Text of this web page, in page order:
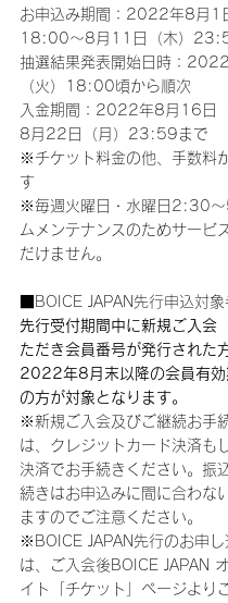
お申込み期間：2022年8月1
18:00～8月11日（木）
抽選結果発表開始日時：
（火）18:00頃から順次
入金期間：2022年8月16日
8月22日（月）23:59まで
※チケット料金の他、手数料
す
※毎週火曜日・水曜日2:30
ムメンテナンスのためサービ
だけません。
■BOICE JAPAN先行申込対象
先行受付期間中に新規ご入会
ただき会員番号が発行された
2022年8月末以降の会員有効
の方が対象となります。
※新規ご入会及びご継続お手
は、クレジットカード決済も
決済でお手続きください。振
続きはお申込みに間に合わな
ますのでご注意ください。
※BOICE JAPAN先行のお申し
は、ご入会後BOICE JAPAN
イト「チケット」ページより